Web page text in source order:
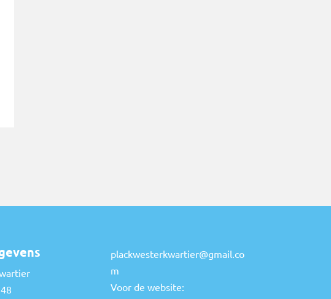
plackwesterkwartier@gmail.co
m
Voor de website: